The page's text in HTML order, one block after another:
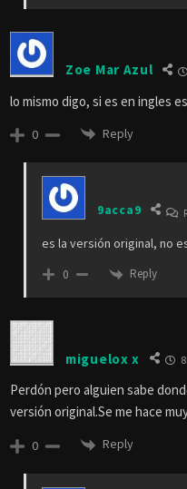
Zoe Mar Azul
lo mismo digo, si es en ingles
0 Reply
9acca9
es la versión original, no
0 Reply
miguelox x
Perdón pero alguien sabe
versión original.Se me hace
0 Reply